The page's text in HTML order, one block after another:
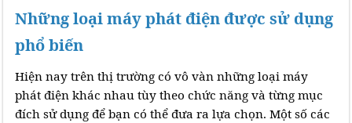
Những loại máy phát điện được sử dụng
phổ biến
Hiện nay trên thị trường có vô vàn những loại máy
phát điện khác nhau tùy theo chức năng và từng mục
đích sử dụng để bạn có thể đưa ra lựa chọn. Một số các